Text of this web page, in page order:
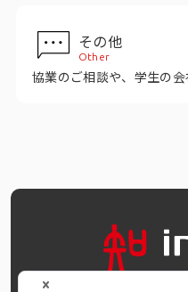
その他
Other
協業のご相談や、学生の